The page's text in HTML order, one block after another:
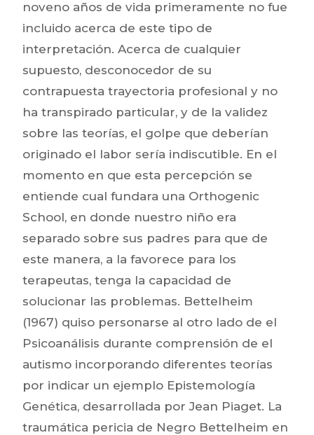
noveno años de vida primeramente no fue
incluido acerca de este tipo de
interpretación. Acerca de cualquier
supuesto, desconocedor de su
contrapuesta trayectoria profesional y no
ha transpirado particular, y de la validez
sobre las teorías, el golpe que deberían
originado el labor serí­a indiscutible. En el
momento en que esta percepción se
entiende cual fundara una Orthogenic
School, en donde nuestro niño era
separado sobre sus padres para que de
este manera, a la favorece para los
terapeutas, tenga la capacidad de
solucionar las problemas. Bettelheim
(1967) quiso personarse al otro lado de el
Psicoanálisis durante comprensión de el
autismo incorporando diferentes teorías
por indicar un ejemplo Epistemología
Genética, desarrollada por Jean Piaget. La
traumática pericia de Negro Bettelheim en